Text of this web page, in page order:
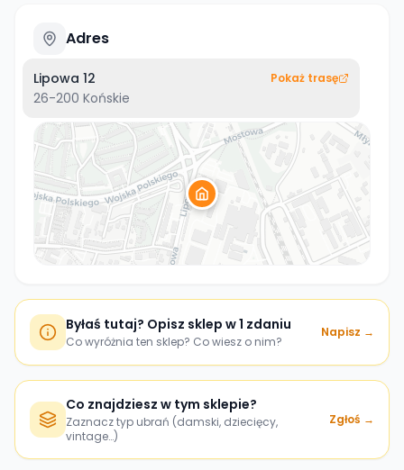
Adres
Lipowa 12
26-200 Końskie
Pokaż trasę
Byłaś tutaj? Opisz sklep w 1 zdaniu
Co wyróżnia ten sklep? Co wiesz o nim?
Napisz →
Co znajdziesz w tym sklepie?
Zaznacz typ ubrań (damski, dziecięcy,
vintage…)
Zgłoś →